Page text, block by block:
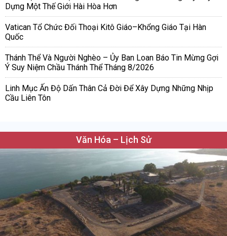
Dựng Một Thế Giới Hài Hòa Hơn
Vatican Tổ Chức Đối Thoại Kitô Giáo–Khổng Giáo Tại Hàn
Quốc
Thánh Thể Và Người Nghèo – Ủy Ban Loan Báo Tin Mừng Gợi
Ý Suy Niệm Chầu Thánh Thể Tháng 8/2026
Linh Mục Ấn Độ Dấn Thân Cả Đời Để Xây Dựng Những Nhịp
Cầu Liên Tôn
Văn Hóa – Lịch Sử